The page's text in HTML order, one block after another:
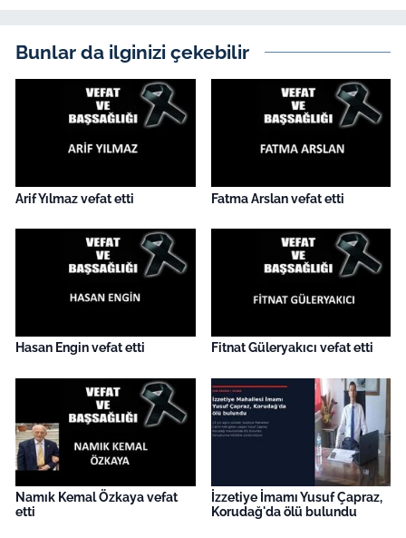
Bunlar da ilginizi çekebilir
Arif Yılmaz vefat etti Fatma Arslan vefat etti
Hasan Engin vefat etti Fitnat Güleryakıcı vefat etti
Namık Kemal Özkaya vefat
etti
İzzetiye İmamı Yusuf Çapraz,
Korudağ'da ölü bulundu
Genel-A
Gündem-Eğitim